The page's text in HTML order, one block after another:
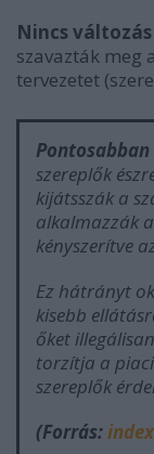
Nincs változás
szavazták
tervezetet
szereplők
kijátsszák a
alkalmazzák
kényszerítve
Ez hátrányt
kisebb
őket
torzítja a piaci
szereplők
(Forrás: